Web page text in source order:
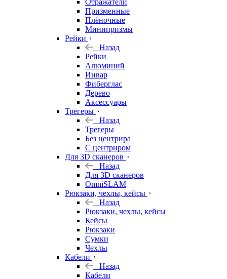
Отражатели
Призменные
Плёночные
Минипризмы
Рейки
Назад
Рейки
Алюминий
Инвар
Фиберглас
Дерево
Аксессуары
Трегеры
Назад
Трегеры
Без центрира
С центриром
Для 3D сканеров
Назад
Для 3D сканеров
OmniSLAM
Рюкзаки, чехлы, кейсы
Назад
Рюкзаки, чехлы, кейсы
Кейсы
Рюкзаки
Сумки
Чехлы
Кабели
Назад
Кабели